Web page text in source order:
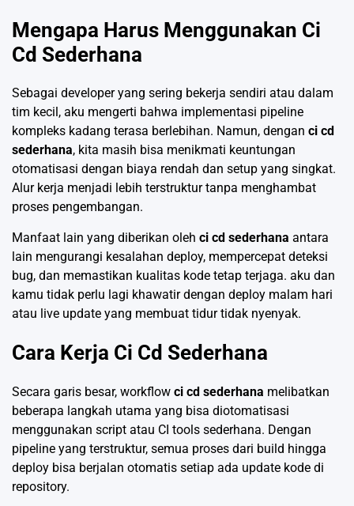
Mengapa Harus Menggunakan Ci
Cd Sederhana
Sebagai developer yang sering bekerja sendiri atau dalam
tim kecil, aku mengerti bahwa implementasi pipeline
kompleks kadang terasa berlebihan. Namun, dengan ci cd
sederhana, kita masih bisa menikmati keuntungan
otomatisasi dengan biaya rendah dan setup yang singkat.
Alur kerja menjadi lebih terstruktur tanpa menghambat
proses pengembangan.
Manfaat lain yang diberikan oleh ci cd sederhana antara
lain mengurangi kesalahan deploy, mempercepat deteksi
bug, dan memastikan kualitas kode tetap terjaga. aku dan
kamu tidak perlu lagi khawatir dengan deploy malam hari
atau live update yang membuat tidur tidak nyenyak.
Cara Kerja Ci Cd Sederhana
Secara garis besar, workflow ci cd sederhana melibatkan
beberapa langkah utama yang bisa diotomatisasi
menggunakan script atau CI tools sederhana. Dengan
pipeline yang terstruktur, semua proses dari build hingga
deploy bisa berjalan otomatis setiap ada update kode di
repository.